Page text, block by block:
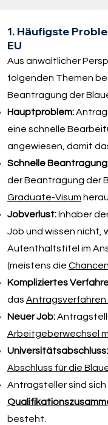
1. Häufigste
EU
Aus anwaltlicher
folgenden Themen
Beantragung der
Hauptproblem:
eine schnelle
angewiesen, damit
Schnelle
der Beantragung der
Graduate-Visum
Jobverlust:Inhaber
Job und wissen nicht,
Aufenthaltstitel im
(meistens die
Kompliziertes
dasAntragsverfahren
Neuer Job:
Arbeitgeberwechsel
Abschluss für die
Antragsteller sind
besteht.